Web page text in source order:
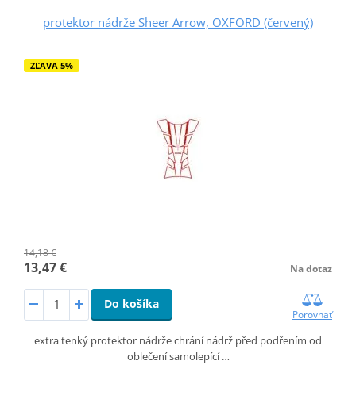
protektor nádrže Sheer Arrow, OXFORD (červený)
ZĽAVA 5%
14,18 €
13,47 € Na dotaz
Do košíka
Porovnať
extra tenký protektor nádrže chrání nádrž před podřením od
oblečení samolepící …